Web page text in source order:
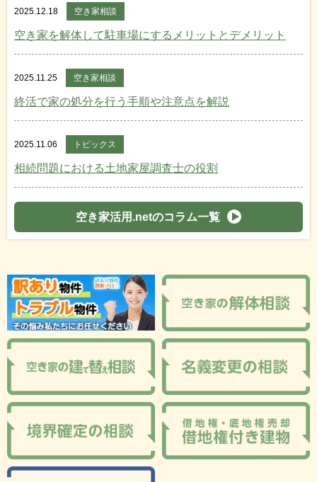
2025.12.18 空き家相談
空き家を解体して駐車場にするメリットとデメリット
2025.11.25 空き家相談
終活で家の処分を行う手順や注意点を解説
2025.11.06 トピックス
相続問題における土地家屋調査士の役割
空き家活用.netのコラム一覧